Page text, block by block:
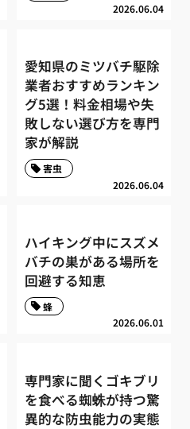
2026.06.04
愛知県のミツバチ駆除
業者おすすめランキン
グ5選！料金相場や失
敗しない選び方を専門
家が解説
2026.06.04
害虫
ハイキング中にスズメ
バチの巣がある場所を
回避する知恵
2026.06.01
蜂
専門家に聞くゴキブリ
を食べる蜘蛛が持つ驚
異的な防虫能力の実態